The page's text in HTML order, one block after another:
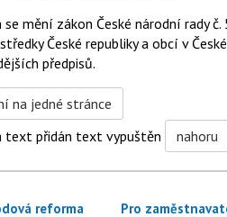
mění zákon České národní rady
České republiky a obcí v
předpisů.
na jedné stránce
text přidán text vypuštěn nahoru
reforma Pro